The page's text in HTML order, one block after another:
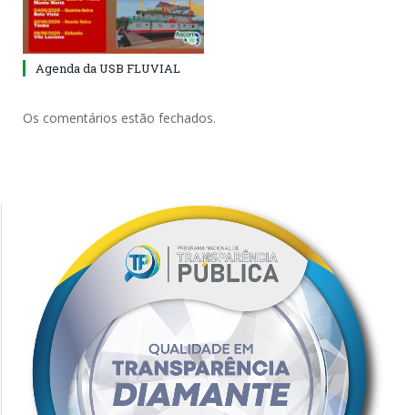
Agenda da USB FLUVIAL
Os comentários estão fechados.